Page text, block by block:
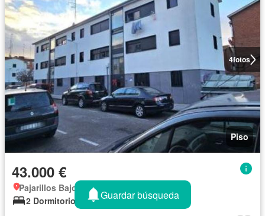
4fotos
Piso
43.000 €
Pajarillos Bajos, Valladolid
2 Dormitorios
1 Baño 48 m²
Guardar búsqueda